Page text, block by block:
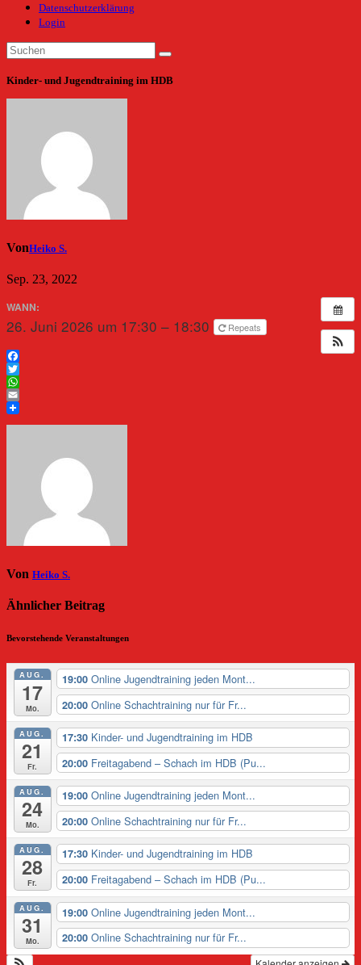
Datenschutzerklärung
Login
Kinder- und Jugendtraining im HDB
VonHeiko S.
Sep. 23, 2022
WANN:
26. Juni 2026 um 17:30 – 18:30 Repeats
Facebook
Twitter
WhatsApp
Email
Von Heiko S.
Ähnlicher Beitrag
Bevorstehende Veranstaltungen
AUG.
17
Mo.
19:00 Online Jugendtraining jeden Mont...
20:00 Online Schachtraining nur für Fr...
AUG.
21
Fr.
17:30 Kinder- und Jugendtraining im HDB
20:00 Freitagabend – Schach im HDB (Pu...
AUG.
24
Mo.
19:00 Online Jugendtraining jeden Mont...
20:00 Online Schachtraining nur für Fr...
AUG.
28
Fr.
17:30 Kinder- und Jugendtraining im HDB
20:00 Freitagabend – Schach im HDB (Pu...
AUG.
31
Mo.
19:00 Online Jugendtraining jeden Mont...
20:00 Online Schachtraining nur für Fr...